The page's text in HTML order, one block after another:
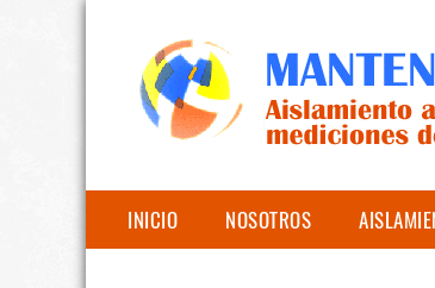
INICIO NOSOTROS